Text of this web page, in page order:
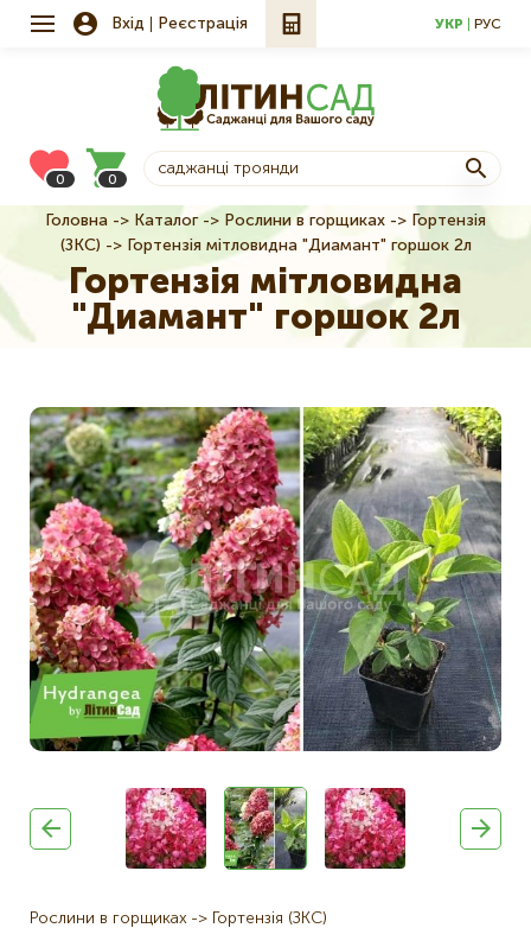
Вхід Реєстрація УКР РУС
0 0
Рядок
навіґації
Головна Каталог Рослини в горщиках
Гортензія
(ЗКС)
Гортензія мітловидна "Диамант" горшок 2л
Гортензія мітловидна
"Диамант" горшок 2л
Рослини в горщиках
Гортензія (ЗКС)